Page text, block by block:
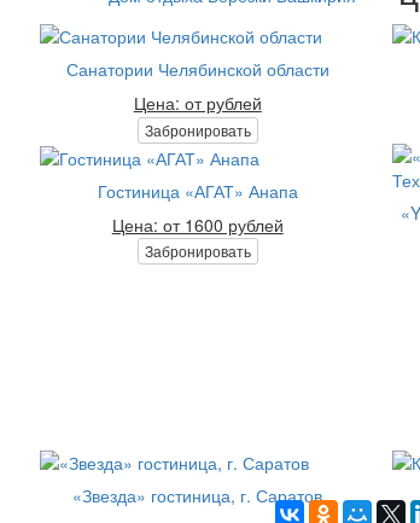
Санатории Челябинской области
Цена: от рублей
Забронировать
Гостиница «АГАТ» Анапа
Цена: от 1600 рублей
Забронировать
«Звезда» гостиница, г. Саратов